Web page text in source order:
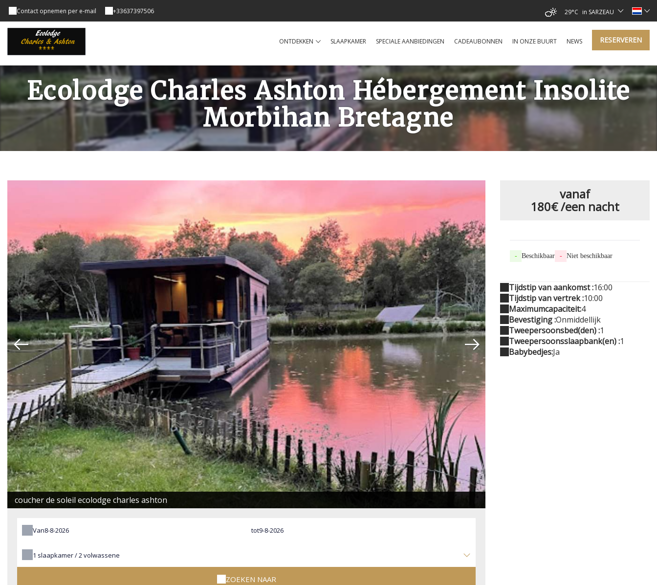
Contact opnemen per e-mail +33637397506 29°C in SARZEAU
ONTDEKKEN SLAAPKAMER SPECIALE AANBIEDINGEN CADEAUBONNEN IN ONZE BUURT NEWS RESERVEREN
Ecolodge Charles Ashton Hébergement Insolite
Morbihan Bretagne
coucher de soleil ecolodge charles ashton
Van tot
1 slaapkamer /2volwassene
ZOEKEN NAAR
vanaf
180€/een nacht
- Beschikbaar - Niet beschikbaar
Tijdstip van aankomst :16:00
Tijdstip van vertrek :10:00
Maximumcapaciteit:4
Bevestiging :Onmiddellijk
Tweepersoonsbed(den) :1
Tweepersoonsslaapbank(en) :1
Babybedjes:Ja